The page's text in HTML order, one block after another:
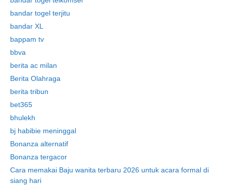
bandar togel terjitu
bandar XL
bappam tv
bbva
berita ac milan
Berita Olahraga
berita tribun
bet365
bhulekh
bj habibie meninggal
Bonanza alternatif
Bonanza tergacor
Cara memakai Baju wanita terbaru 2026 untuk acara formal di
siang hari